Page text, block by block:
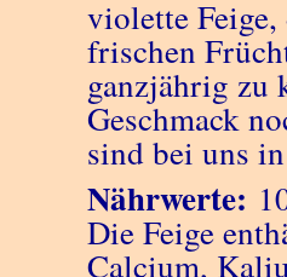
violette
frischen
ganzjährig zu
Geschmack
sind bei uns
Nährwerte:
Die Feige
Calcium,